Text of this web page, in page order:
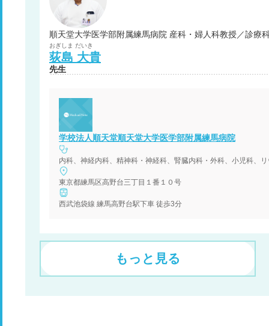
順天堂大学医学部附属練馬病院 産科・婦人科教授／診療
おぎしま だいき
荻島 大貴
先生
学校法人順天堂順天堂大学医学部附属練馬病院
内科、神経内科、精神科・神経科、腎臓内科・外科、小児科、
東京都練馬区高野台三丁目１番１０号
西武池袋線 練馬高野台駅下車 徒歩3分
もっと見る